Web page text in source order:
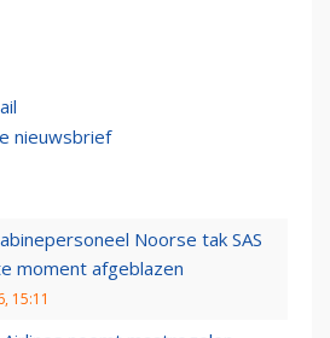
nieuwsbrief
Noorse tak SAS
moment afgeblazen
15:11